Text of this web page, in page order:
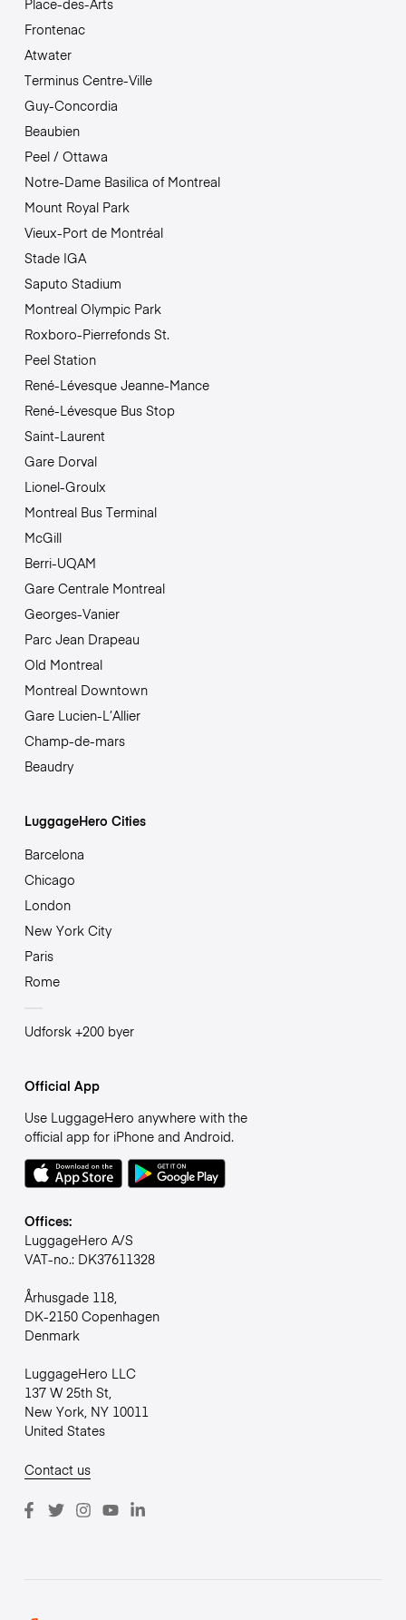
Frontenac
Atwater
Terminus Centre-Ville
Guy-Concordia
Beaubien
Peel / Ottawa
Notre-Dame Basilica of Montreal
Mount Royal Park
Vieux-Port de Montréal
Stade IGA
Saputo Stadium
Montreal Olympic Park
Roxboro-Pierrefonds St.
Peel Station
René-Lévesque Jeanne-Mance
René-Lévesque Bus Stop
Saint-Laurent
Gare Dorval
Lionel-Groulx
Montreal Bus Terminal
McGill
Berri-UQAM
Gare Centrale Montreal
Georges-Vanier
Parc Jean Drapeau
Old Montreal
Montreal Downtown
Gare Lucien-L’Allier
Champ-de-mars
Beaudry
LuggageHero Cities
Barcelona
Chicago
London
New York City
Paris
Rome
Udforsk +200 byer
Official App
Use LuggageHero anywhere with the
official app for iPhone and Android.
Offices:
LuggageHero A/S
VAT-no.: DK37611328
Århusgade 118,
DK-2150 Copenhagen
Denmark
LuggageHero LLC
137 W 25th St,
New York, NY 10011
United States
Contact us